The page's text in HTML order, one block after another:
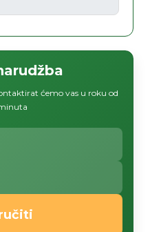
ćemo vas u roku od